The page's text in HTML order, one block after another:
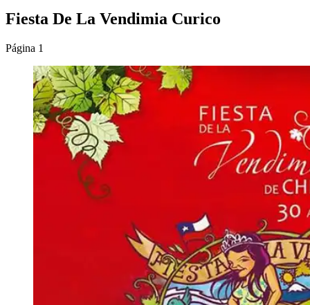
Fiesta De La Vendimia Curico
Página 1